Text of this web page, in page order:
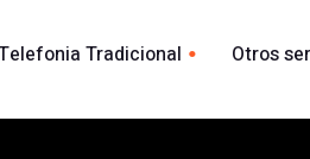
Tradicional Otros